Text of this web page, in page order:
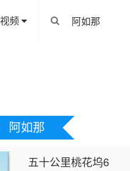
视频
阿如那
五十公里桃花坞6